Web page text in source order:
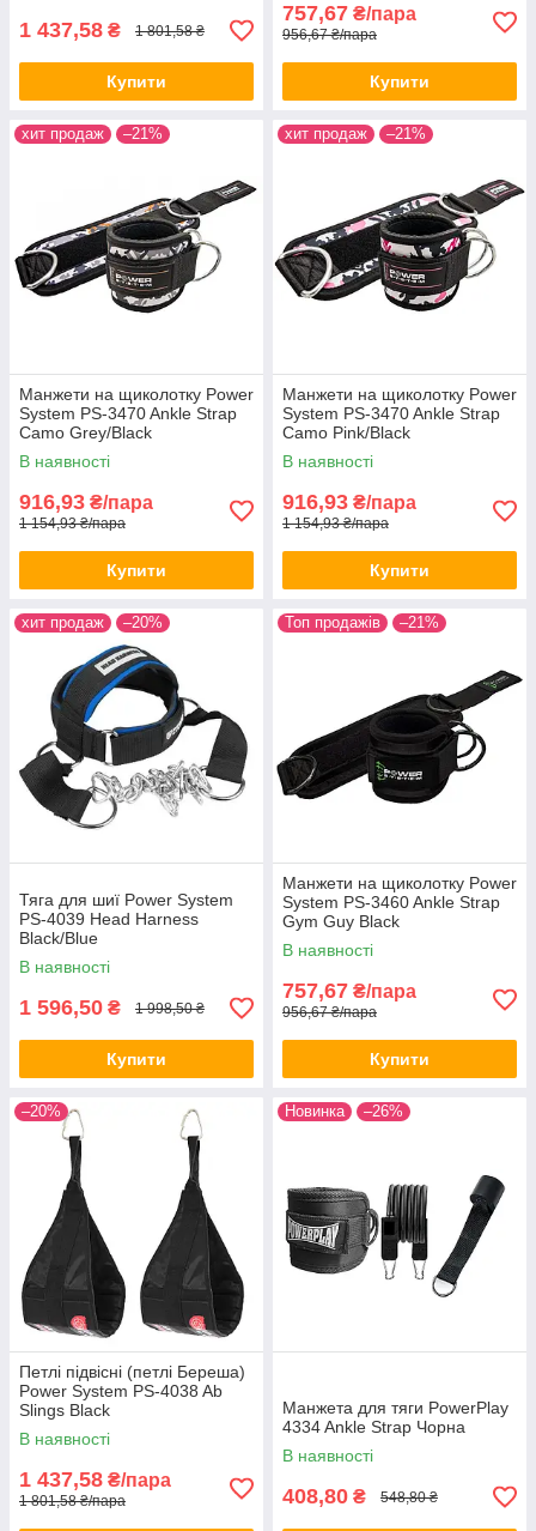
1 437,58 ₴ 1 801,58 ₴
Купити
757,67 ₴/пара
956,67 ₴/пара
Купити
хит продаж –21%
Манжети на щиколотку Power
System PS-3470 Ankle Strap
Camo Grey/Black
В наявності
916,93 ₴/пара
1 154,93 ₴/пара
Купити
хит продаж –21%
Манжети на щиколотку Power
System PS-3470 Ankle Strap
Camo Pink/Black
В наявності
916,93 ₴/пара
1 154,93 ₴/пара
Купити
хит продаж –20%
Тяга для шиї Power System
PS-4039 Head Harness
Black/Blue
В наявності
1 596,50 ₴ 1 998,50 ₴
Купити
Топ продажів –21%
Манжети на щиколотку Power
System PS-3460 Ankle Strap
Gym Guy Black
В наявності
757,67 ₴/пара
956,67 ₴/пара
Купити
–20%
Петлі підвісні (петлі Береша)
Power System PS-4038 Ab
Slings Black
В наявності
1 437,58 ₴/пара
1 801,58 ₴/пара
Новинка –26%
Манжета для тяги PowerPlay
4334 Ankle Strap Чорна
В наявності
408,80 ₴ 548,80 ₴